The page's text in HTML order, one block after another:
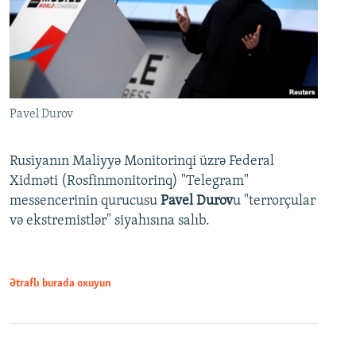
Pavel Durov
Rusiyanın Maliyyə Monitorinqi üzrə Federal
Xidməti (Rosfinmonitorinq) "Telegram"
messencerinin qurucusu Pavel Durovu "terrorçular
və ekstremistlər" siyahısına salıb.
Ətraflı burada oxuyun